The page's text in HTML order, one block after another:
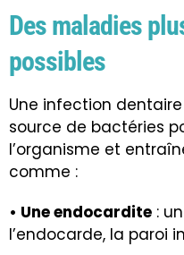
Des maladies
possibles
Une infection
source de bactéries
l’organisme et
comme :
• Une endocardite :
l’endocarde, la paroi